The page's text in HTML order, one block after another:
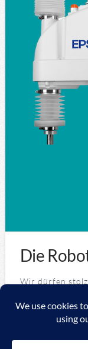
Die
Wir dürfen